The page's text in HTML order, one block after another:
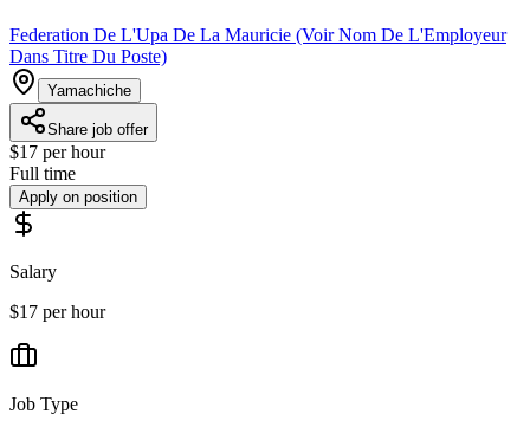
Federation De L'Upa De La Mauricie (Voir Nom De L'Employeur
Dans Titre Du Poste)
Yamachiche
Share job offer
$17 per hour
Full time
Apply on position
Salary
$17 per hour
Job Type